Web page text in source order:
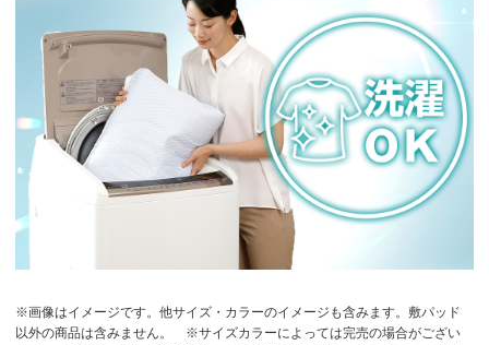
※画像はイメージです。他サイズ・カラーのイメージも含みます。敷パッド
以外の商品は含みません。
※サイズカラーによっては完売の場合がござい